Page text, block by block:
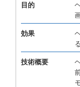
目的
効果
技術概要